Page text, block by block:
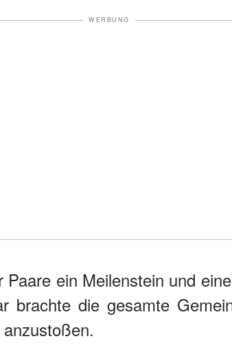
WERBUNG
ein Meilenstein und
brachte die gesamte